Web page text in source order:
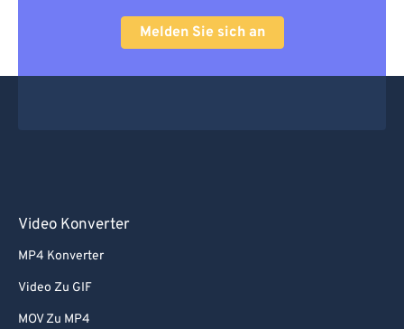
Melden Sie sich an
Video Konverter
MP4 Konverter
Video Zu GIF
MOV Zu MP4